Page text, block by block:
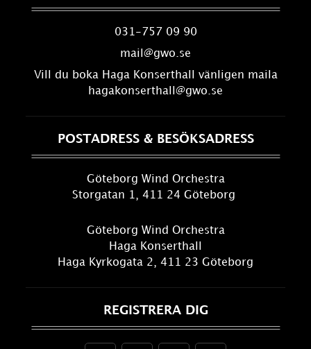
031-757 09 90
mail@gwo.se
Vill du boka Haga Konserthall vänligen maila
hagakonserthall@gwo.se
POSTADRESS & BESÖKSADRESS
Göteborg Wind Orchestra
Storgatan 1, 411 24 Göteborg
Göteborg Wind Orchestra
Haga Konserthall
Haga Kyrkogata 2, 411 23 Göteborg
REGISTRERA DIG